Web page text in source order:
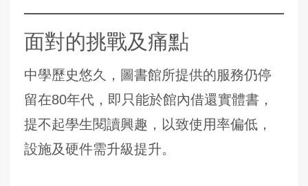
面對的挑戰及痛點
中學歷史悠久，圖書館所提供的服務仍停
留在80年代，即只能於館內借還實體書，
提不起學生閱讀興趣，以致使用率偏低，
設施及硬件需升級提升。